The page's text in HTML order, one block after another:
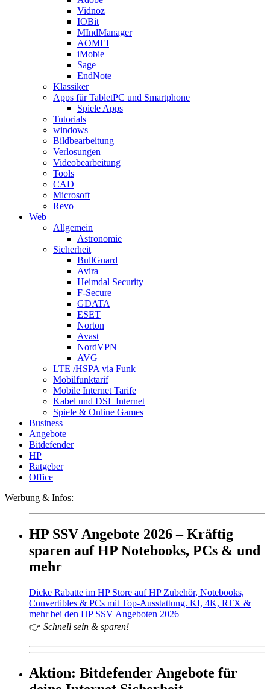
Vidnoz
IOBit
MIndManager
AOMEI
iMobie
Sage
EndNote
Klassiker
Apps für TabletPC und Smartphone
Spiele Apps
Tutorials
windows
Bildbearbeitung
Verlosungen
Videobearbeitung
Tools
CAD
Microsoft
Revo
Web
Allgemein
Astronomie
Sicherheit
BullGuard
Avira
Heimdal Security
F-Secure
GDATA
ESET
Norton
Avast
NordVPN
AVG
LTE /HSPA via Funk
Mobilfunktarif
Mobile Internet Tarife
Kabel und DSL Internet
Spiele & Online Games
Business
Angebote
Bitdefender
HP
Ratgeber
Office
Werbung & Infos:
HP SSV Angebote 2026 – Kräftig
sparen auf HP Notebooks, PCs & und
mehr
Dicke Rabatte im HP Store auf HP Zubehör, Notebooks,
Convertibles & PCs mit Top-Ausstattung. KI, 4K, RTX &
mehr bei den HP SSV Angeboten 2026
👉 Schnell sein & sparen!
Aktion: Bitdefender Angebote für